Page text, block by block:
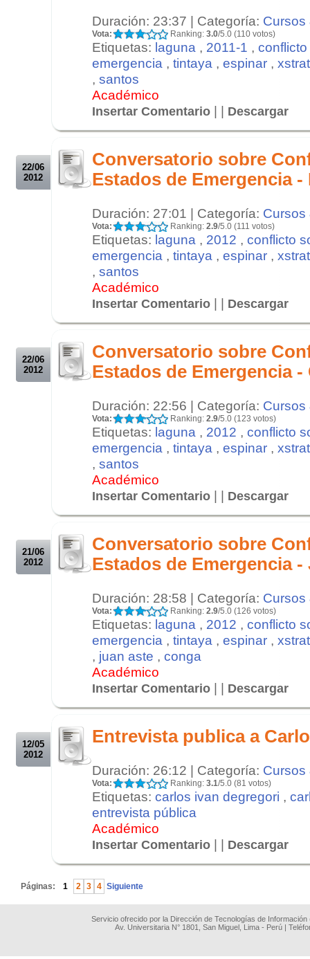
Duración: 23:37 | Categoría: Cursos
Vota: Ranking: 3.0/5.0 (110 votos)
Etiquetas: laguna , 2011-1 ,
emergencia , tintaya , espinar ,
, santos
Académico
Insertar Comentario | | Descargar
22/06
2012
Conversatorio sobre
Estados de Emergencia
Duración: 27:01 | Categoría: Cursos
Vota: Ranking: 2.9/5.0 (111 votos)
Etiquetas: laguna , 2012 , conflicto
emergencia , tintaya , espinar ,
, santos
Académico
Insertar Comentario | | Descargar
22/06
2012
Conversatorio sobre
Estados de Emergencia -
Duración: 22:56 | Categoría: Cursos
Vota: Ranking: 2.9/5.0 (123 votos)
Etiquetas: laguna , 2012 , conflicto
emergencia , tintaya , espinar ,
, santos
Académico
Insertar Comentario | | Descargar
21/06
2012
Conversatorio sobre
Estados de Emergencia -
Duración: 28:58 | Categoría: Cursos
Vota: Ranking: 2.9/5.0 (126 votos)
Etiquetas: laguna , 2012 , conflicto
emergencia , tintaya , espinar ,
, juan aste , conga
Académico
Insertar Comentario | | Descargar
12/05
2012
Entrevista publica a
Duración: 26:12 | Categoría: Cursos
Vota: Ranking: 3.1/5.0 (81 votos)
Etiquetas: carlos ivan degregori ,
entrevista pública
Académico
Insertar Comentario | | Descargar
Páginas: 1 2 3 4 Siguiente
Servicio ofrecido por la Dirección de Tecnologías de
Av. Universitaria N° 1801, San Miguel, Lima - Perú |